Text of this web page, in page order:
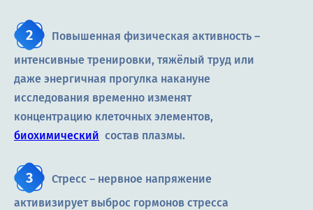
Повышенная физическая активность –
интенсивные тренировки, тяжёлый труд или
даже энергичная прогулка накануне
исследования временно изменят
концентрацию клеточных элементов,
биохимический состав плазмы.
Стресс – нервное напряжение
активизирует выброс гормонов стресса